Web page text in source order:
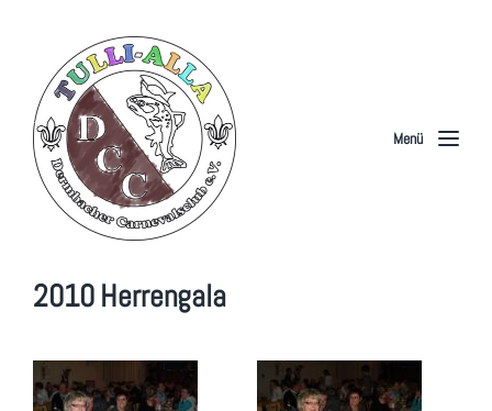
Menü
2010 Herrengala